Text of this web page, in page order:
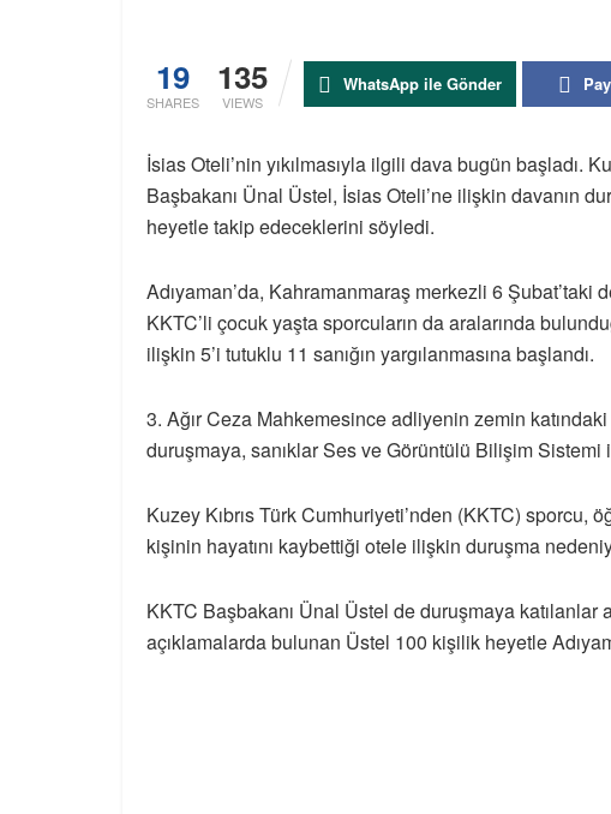
19
SHARES
135
VIEWS
WhatsApp ile Gönder
İsias Oteli’nin yıkılmasıyla ilgili dava bugün başladı.
Başbakanı Ünal Üstel, İsias Oteli’ne ilişkin davanın
heyetle takip edeceklerini söyledi.
Adıyaman’da, Kahramanmaraş merkezli 6 Şubat’taki
KKTC’li çocuk yaşta sporcuların da aralarında
ilişkin 5’i tutuklu 11 sanığın yargılanmasına başlandı.
3. Ağır Ceza Mahkemesince adliyenin zemin
duruşmaya, sanıklar Ses ve Görüntülü Bilişim Sistemi
Kuzey Kıbrıs Türk Cumhuriyeti’nden (KKTC) sporcu,
kişinin hayatını kaybettiği otele ilişkin duruşma
KKTC Başbakanı Ünal Üstel de duruşmaya
açıklamalarda bulunan Üstel 100 kişilik heyetle